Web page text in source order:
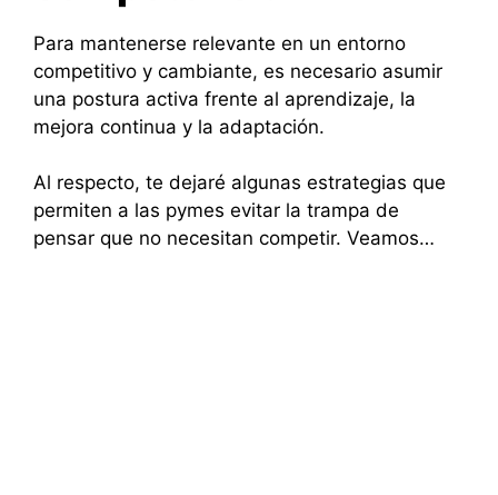
Para mantenerse relevante en un entorno
competitivo y cambiante, es necesario asumir
una postura activa frente al aprendizaje, la
mejora continua y la adaptación.
Al respecto, te dejaré algunas estrategias que
permiten a las pymes evitar la trampa de
pensar que no necesitan competir. Veamos…